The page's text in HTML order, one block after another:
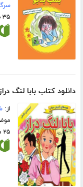
۳۵ صفحه
دانلود کتاب بابا لنگ دراز
از:
۲۵ صفحه